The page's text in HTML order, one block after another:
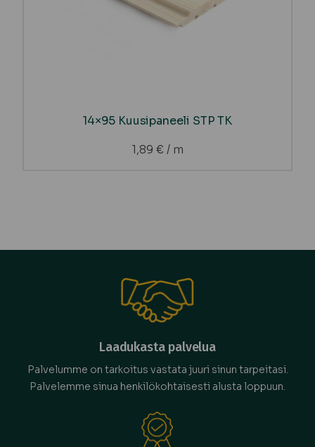
14×95 Kuusipaneeli STP TK
1,89 € / m
Laadukasta palvelua
Palvelumme on tarkoitus vastata juuri sinun tarpeitasi.
Palvelemme sinua henkilökohtaisesti alusta loppuun.